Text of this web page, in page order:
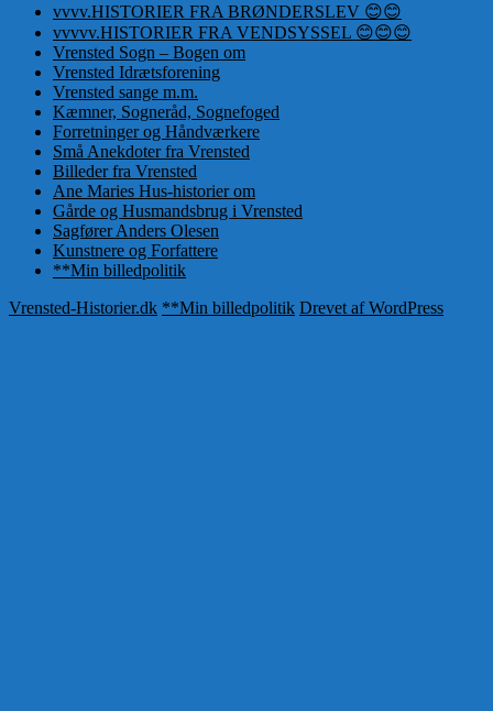
vvvv.HISTORIER FRA BRØNDERSLEV 😊😊
vvvvv.HISTORIER FRA VENDSYSSEL 😊😊😊
Vrensted Sogn – Bogen om
Vrensted Idrætsforening
Vrensted sange m.m.
Kæmner, Sogneråd, Sognefoged
Forretninger og Håndværkere
Små Anekdoter fra Vrensted
Billeder fra Vrensted
Ane Maries Hus-historier om
Gårde og Husmandsbrug i Vrensted
Sagfører Anders Olesen
Kunstnere og Forfattere
**Min billedpolitik
Vrensted-Historier.dk **Min billedpolitik Drevet af WordPress